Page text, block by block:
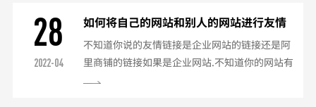
个长期而且系统的过程，需要制定明确的目标和
计划，并做好相应的准备。以网站最重要的关键
词在主要搜索引擎中排名领先，这是搜索引擎推
广中最重要的策略。搜索引擎的搜索机器人会自
28
2022-04
如何将自己的网站和别人的网站进行友情
连接?
不知道你说的友情链接是企业网站的链接还是阿
里商铺的链接如果是企业网站.不知道你的网站有
没有设置友情链接的模块如果是诚信通商铺设置